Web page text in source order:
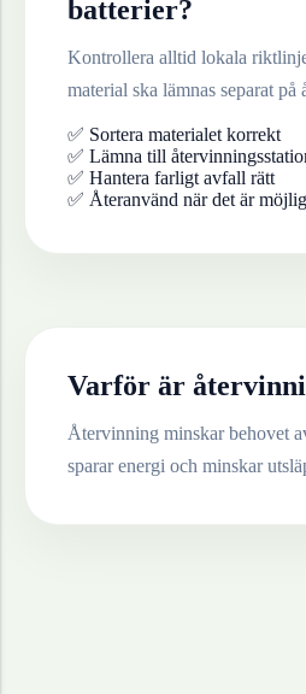
batterier?
Kontrollera alltid lokala
material ska lämnas separat på
✅ Sortera materialet korrekt
✅ Lämna till
✅ Hantera farligt avfall rätt
✅ Återanvänd när det är
Varför är
Återvinning minskar behovet
sparar energi och minskar